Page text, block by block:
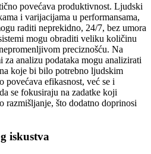
povećava produktivnost. Ljudski
i varijacijama u performansama,
raditi neprekidno, 24/7, bez umora
mogu obraditi veliku količinu
preciznošću. Na
za analizu podataka mogu analizirati
koje bi bilo potrebno ljudskim
povećava efikasnost, već se i
se fokusiraju na zadatke koji
razmišljanje, što dodatno doprinosi
iskustva